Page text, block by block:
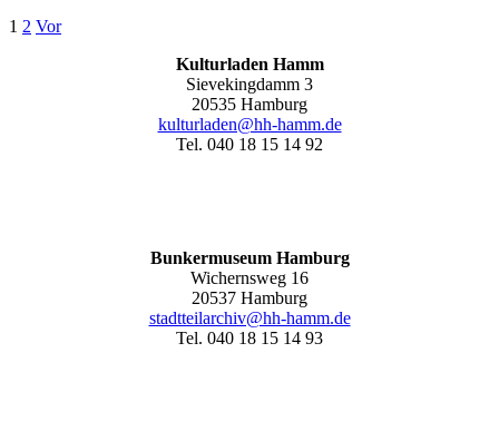
1 2 Vor
Kulturladen Hamm
Sievekingdamm 3
20535 Hamburg
kulturladen@hh-hamm.de
Tel. 040 18 15 14 92
Bunkermuseum Hamburg
Wichernsweg 16
20537 Hamburg
stadtteilarchiv@hh-hamm.de
Tel. 040 18 15 14 93